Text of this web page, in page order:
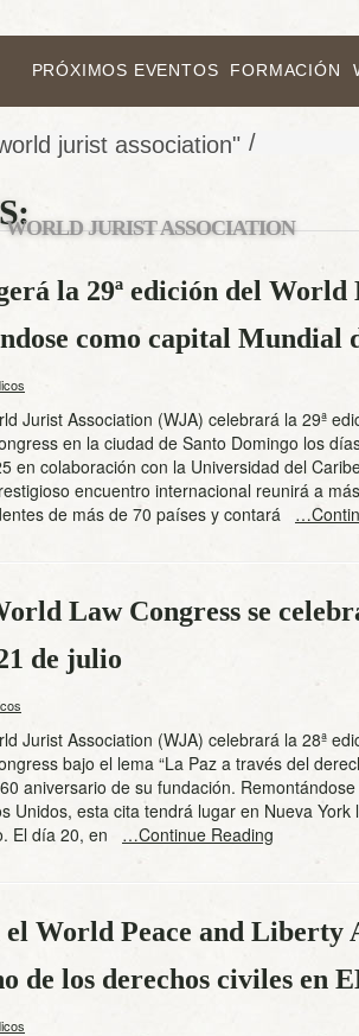
PRÓXIMOS EVENTOS FORMACIÓN
/
jurist association"
WORLD JURIST ASSOCIATION
la 29ª edición del World
como capital Mundial
Jurist Association (WJA) celebrará la 29ª
en la ciudad de Santo Domingo los
en colaboración con la Universidad del
encuentro internacional reunirá a
de más de 70 países y contará
Law Congress se
de julio
Jurist Association (WJA) celebrará la 28ª
bajo el lema “La Paz a través del
aniversario de su fundación.
Unidos, esta cita tendrá lugar en Nueva York
El día 20, en …Continue Reading
el World Peace and Liberty
de los derechos civiles en